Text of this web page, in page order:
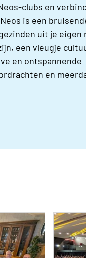
clubs en
is een
uit je eigen
een vleugje
en ontspannende
en